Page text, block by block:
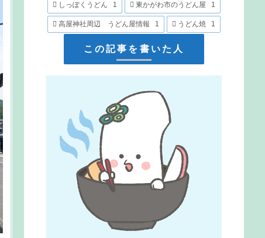
しっぽくうどん 1 東かがわ市のうどん屋 1
高屋神社周辺 うどん屋情報 1 うどん焼 1
この記事を書いた人